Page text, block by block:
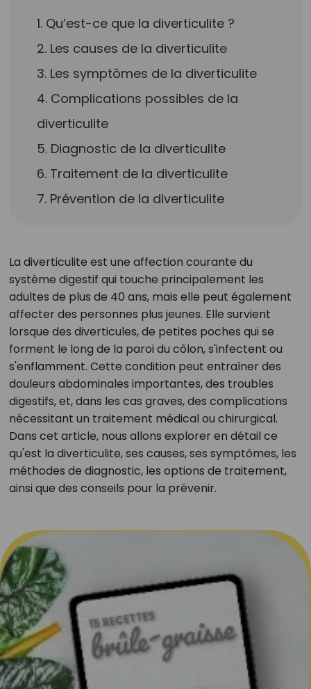
1. Qu’est-ce que la diverticulite ?
2. Les causes de la diverticulite
3. Les symptômes de la diverticulite
4. Complications possibles de la
diverticulite
5. Diagnostic de la diverticulite
6. Traitement de la diverticulite
7. Prévention de la diverticulite
La diverticulite est une affection courante du
système digestif qui touche principalement les
adultes de plus de 40 ans, mais elle peut également
affecter des personnes plus jeunes. Elle survient
lorsque des diverticules, de petites poches qui se
forment le long de la paroi du côlon, s'infectent ou
s'enflamment. Cette condition peut entraîner des
douleurs abdominales importantes, des troubles
digestifs, et, dans les cas graves, des complications
nécessitant un traitement médical ou chirurgical.
Dans cet article, nous allons explorer en détail ce
qu'est la diverticulite, ses causes, ses symptômes, les
méthodes de diagnostic, les options de traitement,
ainsi que des conseils pour la prévenir.